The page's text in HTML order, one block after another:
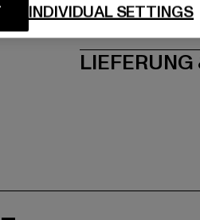
INDIVIDUAL SETTINGS